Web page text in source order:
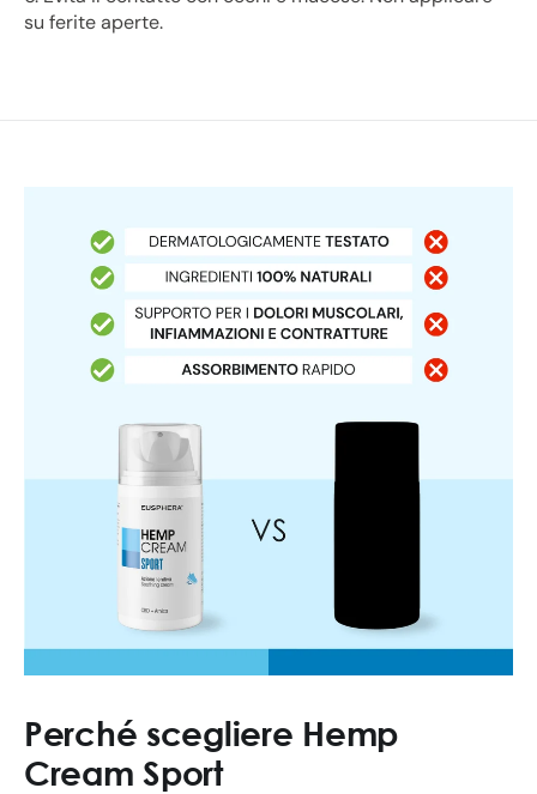
su ferite aperte.
Perché scegliere Hemp
Cream Sport